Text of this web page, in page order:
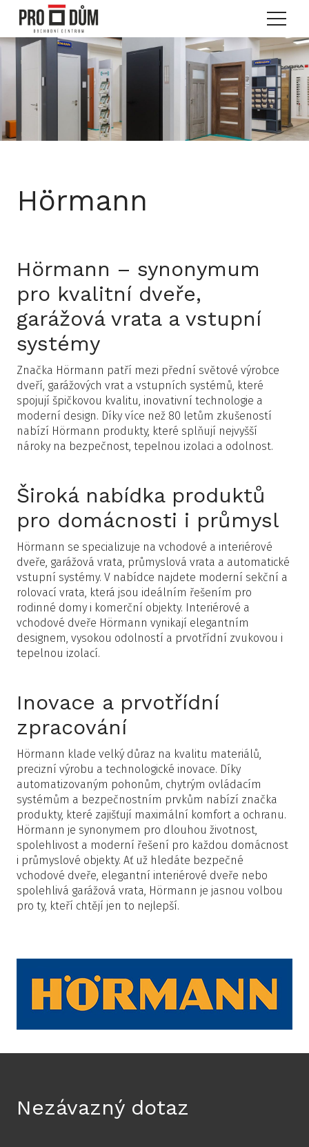
Menu
Hörmann
Hörmann – synonymum
pro kvalitní dveře,
garážová vrata a vstupní
systémy
Značka Hörmann patří mezi přední světové výrobce
dveří, garážových vrat a vstupních systémů, které
spojují špičkovou kvalitu, inovativní technologie a
moderní design. Díky více než 80 letům zkušeností
nabízí Hörmann produkty, které splňují nejvyšší
nároky na bezpečnost, tepelnou izolaci a odolnost.
Široká nabídka produktů
pro domácnosti i průmysl
Hörmann se specializuje na vchodové a interiérové
dveře, garážová vrata, průmyslová vrata a automatické
vstupní systémy. V nabídce najdete moderní sekční a
rolovací vrata, která jsou ideálním řešením pro
rodinné domy i komerční objekty. Interiérové a
vchodové dveře Hörmann vynikají elegantním
designem, vysokou odolností a prvotřídní zvukovou i
tepelnou izolací.
Inovace a prvotřídní
zpracování
Hörmann klade velký důraz na kvalitu materiálů,
precizní výrobu a technologické inovace. Díky
automatizovaným pohonům, chytrým ovládacím
systémům a bezpečnostním prvkům nabízí značka
produkty, které zajišťují maximální komfort a ochranu.
Hörmann je synonymem pro dlouhou životnost,
spolehlivost a moderní řešení pro každou domácnost
i průmyslové objekty. Ať už hledáte bezpečné
vchodové dveře, elegantní interiérové dveře nebo
spolehlivá garážová vrata, Hörmann je jasnou volbou
pro ty, kteří chtějí jen to nejlepší.
Nezávazný dotaz